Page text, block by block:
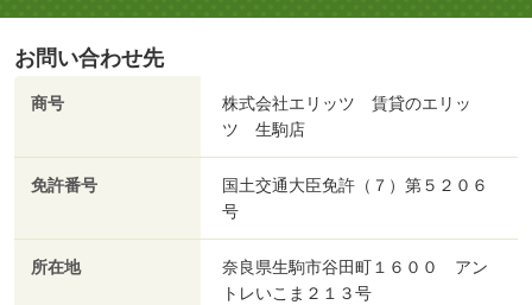
お問い合わせ先
商号
株式会社エリッツ 賃貸のエリッ
ツ 生駒店
免許番号
国土交通大臣免許（７）第５２０６
号
所在地
奈良県生駒市谷田町１６００ アン
トレいこま２１３号